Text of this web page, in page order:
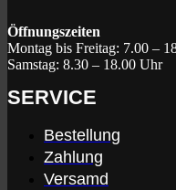
Öffnungszeiten
Montag bis Freitag: 7.00 –
Samstag: 8.30 – 18.00 Uhr
SERVICE
Bestellung
Zahlung
Versamd